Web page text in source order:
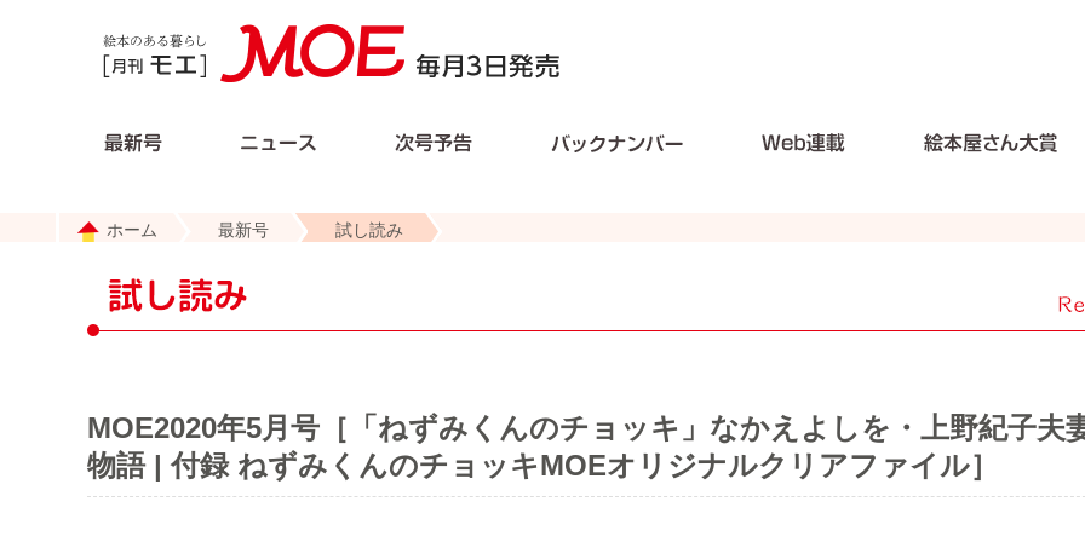
ホーム 最新号 試し読み
MOE2020年5月号［「ねずみくんのチョッキ」なかえよしを・上野紀子夫
物語 | 付録 ねずみくんのチョッキMOEオリジナルクリアファイル］